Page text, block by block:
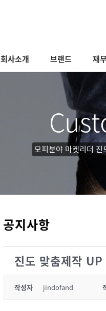
회사소개 브랜드 재
모피분야 마켓리더
공지사항
진도 맞춤제작
작성자 jindofand